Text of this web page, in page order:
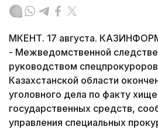
МКЕНТ. 17 августа.
- Межведомственной
руководством
Казахстанской области
уголовного дела по факту
государственных средств,
управления специальных